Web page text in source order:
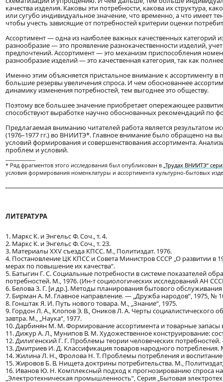
качества изделия. Каковы эти потребности, какова их структура,
или сугубо индивидуальное значение, что временно, а что имеет
чтобы учесть зависящие от потребностей критерии оценки
Ассортимент — одна из наиболее важных качественных категорий
разнообразие — это проявление разнокачественности изделий,
предпочтений. Ассортимент — это механизм приспособления
разнообразие изделий — это качественная категория, так как
Именно этим объясняется пристальное внимание к ассортименту в
большие резервы увеличения спроса. И чем обоснованнее
динамику изменения потребностей, тем выгоднее это обществу.
Поэтому все большее значение приобретает опережающее
способствуют выработке научно обоснованных рекомендаций по
Предлагаемая вниманию читателей работа является результатом
(1976–1977 гг.) во ВНИИТЭ*. Главное внимание было обращено на
условий формирования и совершенствования ассортимента.
проблем и условий.
* Ряд фрагментов этого исследования был опубликован в „Трудах ВНИИТЭ“
условия формирования номенклатуры и ассортимента культурно-бытовых
ЛИТЕРАТУРА
1. Маркс К. и Энгельс Ф. Соч., т. 4.
2. Маркс К. и Энгельс Ф. Соч., т. 23.
3. Материалы XXV съезда КПСС. М., Политиздат. 1976.
4. Постановление ЦК КПСС и Совета Министров СССР „О развитии в
мерах по повышение их качества“.
5. Батыгин Г. С. Социальные потребности в системе показателей
потребностей. М., 1976. (Ин-т социологических исследований АН
6. Белова 3. Г. [и др.]. Методы планирования бытового
7. Бирман А. М. Главное направление. — „Дружба народов“, 1975, №
8. Гонштак Я. И. Путь нового товара. М., „Знание“, 1975.
9. Гордон Л. А., Клопов Э. В., Оников Л. А. Черты социалистического
завтра. М., „Наука“, 1977.
10. Дарбинян М. М. Формирование ассортимента и товарные запасы
11. Дижур А. Л., Мунипов В. М. Художественное конструирование:
12. Дилигенский Г. Г. Проблемы теории человеческих
13. Дмитриев И. Д. Классификация товаров народного потребления.
14. Жилина Л. Н., Фролова Н. Т. Проблемы потребления и
15. Жировов Б. В. Нищета доктрины потребительства. М.,
16. Иванов Ю. Н. Комплексный подход к прогнозированию спроса
„Электротехническая промышленность“, Серия „Бытовая